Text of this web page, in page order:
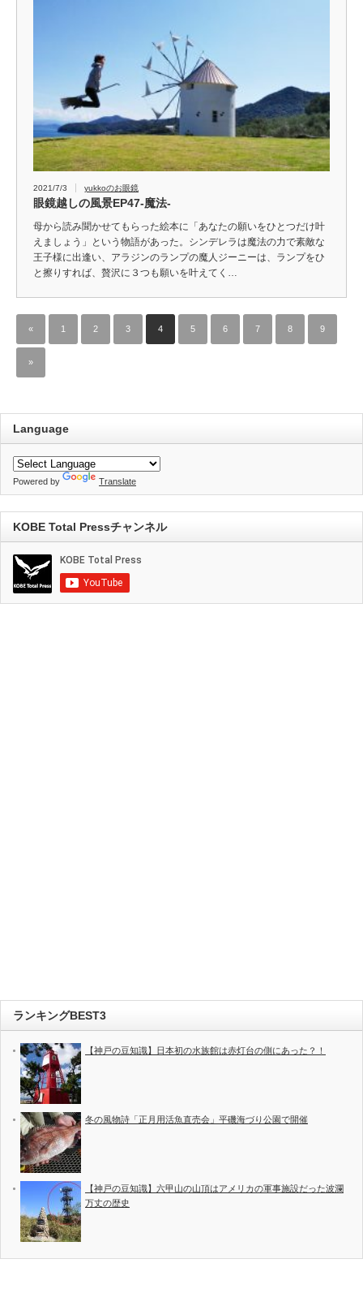
2021/7/3 yukkoのお眼鏡
眼鏡越しの風景EP47-魔法-
母から読み聞かせてもらった絵本に「あなたの願いをひとつだけ叶
えましょう」という物語があった。シンデレラは魔法の力で素敵な
王子様に出逢い、アラジンのランプの魔人ジーニーは、ランプをひ
と擦りすれば、贅沢に３つも願いを叶えてく…
« 1 2 3 4 5 6 7 8 9
»
Language
Powered by Translate
KOBE Total Pressチャンネル
ランキングBEST3
【神戸の豆知識】日本初の水族館は赤灯台の側にあった？！
冬の風物詩「正月用活魚直売会」平磯海づり公園で開催
【神戸の豆知識】六甲山の山頂はアメリカの軍事施設だった波瀾
万丈の歴史